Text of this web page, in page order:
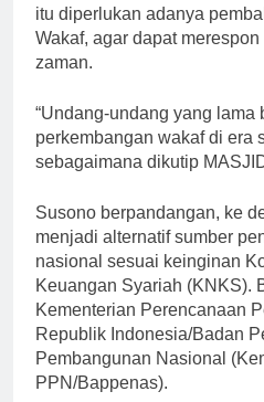
itu diperlukan adanya
Wakaf, agar dapat
zaman.
“Undang-undang yang lama
perkembangan wakaf di era
sebagaimana dikutip
Susono berpandangan, ke
menjadi alternatif sumber
nasional sesuai keinginan
Keuangan Syariah (KNKS).
Kementerian Perencanaan
Republik Indonesia/Badan
Pembangunan Nasional
PPN/Bappenas).